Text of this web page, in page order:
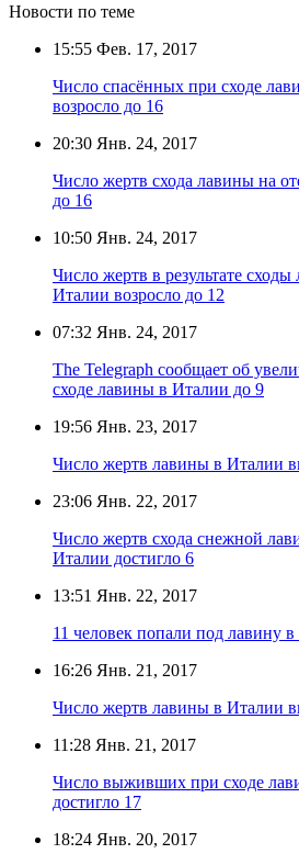
Новости по теме
15:55 Фев. 17, 2017
Число спасённых при сходе
возросло до 16
20:30 Янв. 24, 2017
Число жертв схода лавины на
до 16
10:50 Янв. 24, 2017
Число жертв в результате
Италии возросло до 12
07:32 Янв. 24, 2017
The Telegraph сообщает об
сходе лавины в Италии до 9
19:56 Янв. 23, 2017
Число жертв лавины в Италии
23:06 Янв. 22, 2017
Число жертв схода снежной
Италии достигло 6
13:51 Янв. 22, 2017
11 человек попали под лавину
16:26 Янв. 21, 2017
Число жертв лавины в Италии
11:28 Янв. 21, 2017
Число выживших при сходе
достигло 17
18:24 Янв. 20, 2017